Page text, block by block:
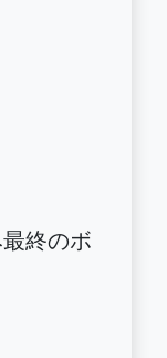
終のボ